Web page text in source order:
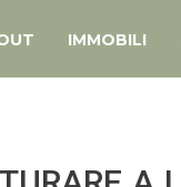
IMMOBILI